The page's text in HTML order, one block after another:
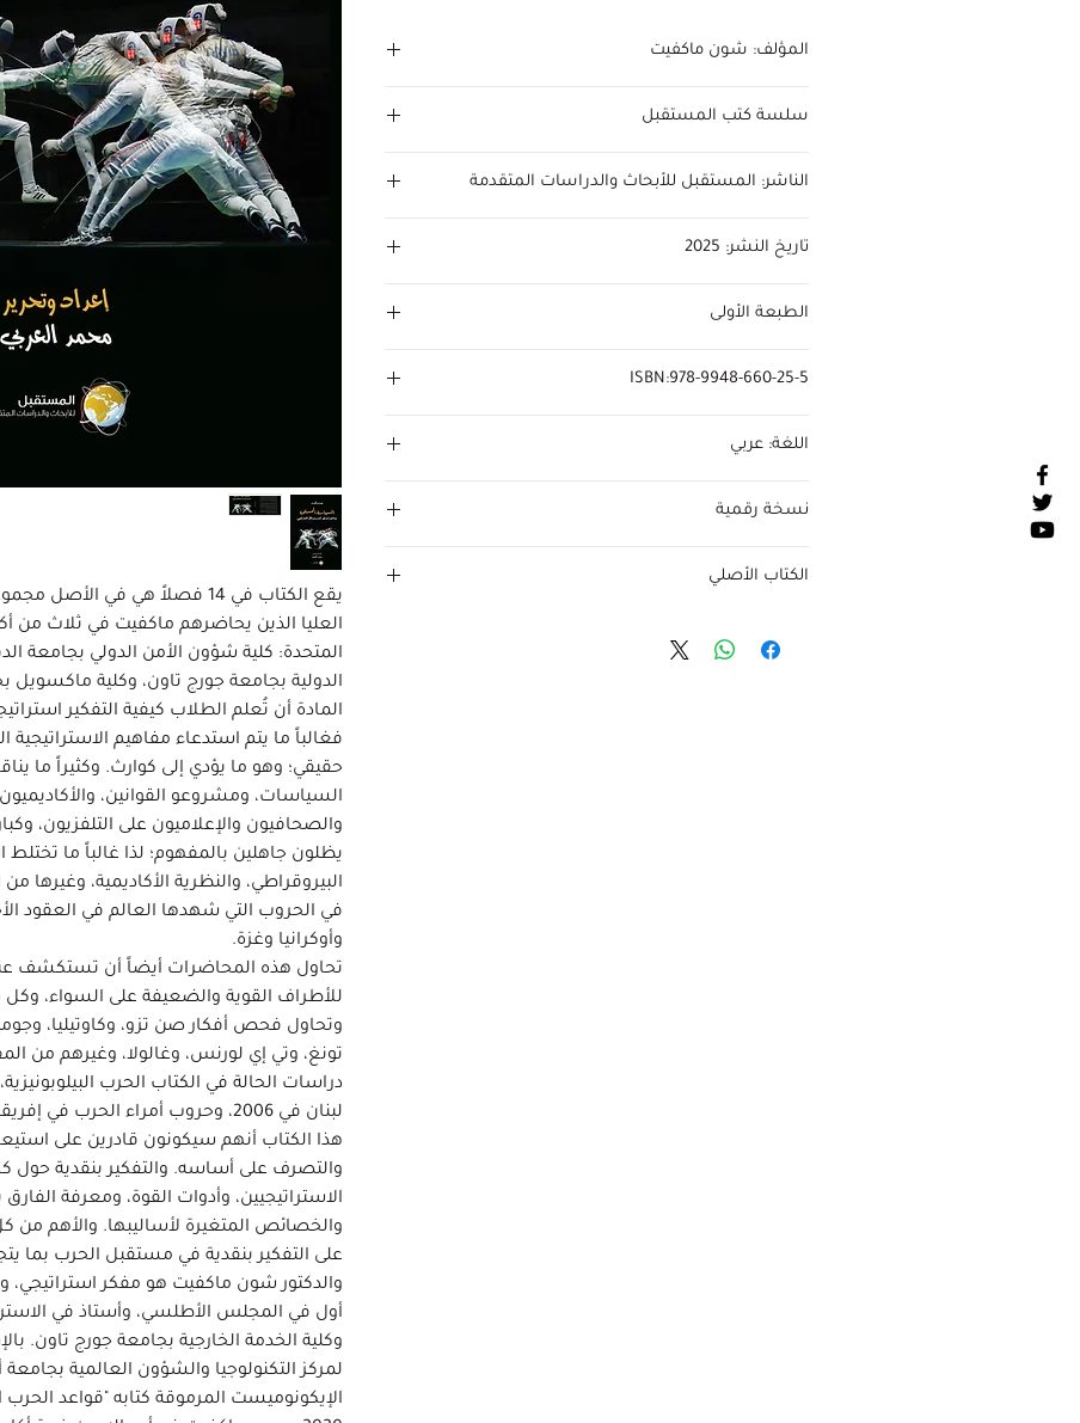
يقع الكتاب في 14 فصلاً هي في
العليا الذين يحاضرهم ماكفيت في ثلاث من
المتحدة: كلية شؤون الأمن الدولي بجامعة
الدولية بجامعة جورج تاون، وكلية ماكسويل
المادة أن تُعلم الطلاب كيفية التفكير
فغالباً ما يتم استدعاء مفاهيم
حقيقي؛ وهو ما يؤدي إلى كوارث. وكثيراً ما
السياسات، ومشروعو القوانين،
والصحافيون والإعلاميون على التلفزيون،
يظلون جاهلين بالمفهوم؛ لذا غالباً ما تختلط
البيروقراطي، والنظرية الأكاديمية، وغيرها
في الحروب التي شهدها العالم في العقود
وأوكرانيا وغزة.
تحاول هذه المحاضرات أيضاً أن تستكشف
للأطراف القوية والضعيفة على السواء،
وتحاول فحص أفكار صن تزو، وكاوتيليا،
تونغ، وتي إي لورنس، وغالولا، وغيرهم من
دراسات الحالة في الكتاب الحرب
لبنان في 2006، وحروب أمراء
هذا الكتاب أنهم سيكونون قادرين على
والتصرف على أساسه. والتفكير بنقدية حول
الاستراتيجيين، وأدوات القوة، ومعرفة
والخصائص المتغيرة لأساليبها. والأهم من
على التفكير بنقدية في مستقبل الحرب بما
والدكتور شون ماكفيت هو مفكر استراتيجي،
أول في المجلس الأطلسي، وأستاذ في
وكلية الخدمة الخارجية بجامعة جورج تاون.
لمركز التكنولوجيا والشؤون العالمية
الإيكونوميست المرموقة كتابه "قواعد الحرب
المؤلف: شون ماكفيت
محمد العربي
سلسة كتب المستقبل
الناشر: المستقبل للأبحاث والدراسات المتقدمة
تاريخ النشر: 2025
الطبعة الأولى
ISBN:978-9948-660-25-5
اللغة: عربي
نسخة رقمية
الكتاب الأصلي